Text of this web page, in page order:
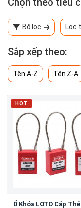
Chọn theo tiêu
Bộ lọc Lọc
Sắp xếp theo:
Tên A-Z Tên Z-A
HOT
Ổ Khóa LOTO Cáp